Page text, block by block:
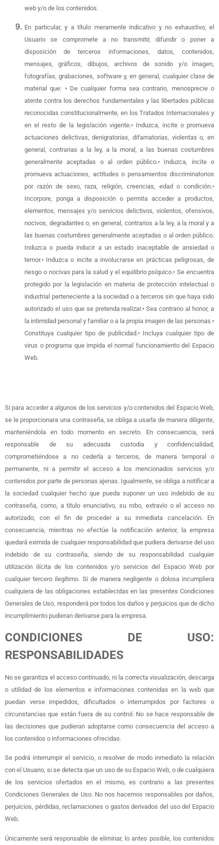
web y/o de los contenidos.
En particular, y a título meramente indicativo y no exhaustivo, el
Usuario se compromete a no transmitir, difundir o poner a
disposición de terceros informaciones, datos, contenidos,
mensajes, gráficos, dibujos, archivos de sonido y/o imagen,
fotografías, grabaciones, software y, en general, cualquier clase de
material que: • De cualquier forma sea contrario, menosprecie o
atente contra los derechos fundamentales y las libertades públicas
reconocidas constitucionalmente, en los Tratados Internacionales y
en el resto de la legislación vigente.• Induzca, incite o promueva
actuaciones delictivas, denigratorias, difamatorias, violentas o, en
general, contrarias a la ley, a la moral, a las buenas costumbres
generalmente aceptadas o al orden público.• Induzca, incite o
promueva actuaciones, actitudes o pensamientos discriminatorios
por razón de sexo, raza, religión, creencias, edad o condición.•
Incorpore, ponga a disposición o permita acceder a productos,
elementos, mensajes y/o servicios delictivos, violentos, ofensivos,
nocivos, degradantes o, en general, contrarios a la ley, a la moral y a
las buenas costumbres generalmente aceptadas o al orden público.
Induzca o pueda inducir a un estado inaceptable de ansiedad o
temor.• Induzca o incite a involucrarse en prácticas peligrosas, de
riesgo o nocivas para la salud y el equilibrio psíquico.• Se encuentra
protegido por la legislación en materia de protección intelectual o
industrial perteneciente a la sociedad o a terceros sin que haya sido
autorizado el uso que se pretenda realizar.• Sea contrario al honor, a
la intimidad personal y familiar o a la propia imagen de las personas.•
Constituya cualquier tipo de publicidad.• Incluya cualquier tipo de
virus o programa que impida el normal funcionamiento del Espacio
Web.
Si para acceder a algunos de los servicios y/o contenidos del Espacio Web,
se le proporcionara una contraseña, se obliga a usarla de manera diligente,
manteniéndola en todo momento en secreto. En consecuencia, será
responsable de su adecuada custodia y confidencialidad,
comprometiéndose a no cederla a terceros, de manera temporal o
permanente, ni a permitir el acceso a los mencionados servicios y/o
contenidos por parte de personas ajenas. Igualmente, se obliga a notificar a
la sociedad cualquier hecho que pueda suponer un uso indebido de su
contraseña, como, a título enunciativo, su robo, extravío o el acceso no
autorizado, con el fin de proceder a su inmediata cancelación. En
consecuencia, mientras no efectúe la notificación anterior, la empresa
quedará eximida de cualquier responsabilidad que pudiera derivarse del uso
indebido de su contraseña, siendo de su responsabilidad cualquier
utilización ilícita de los contenidos y/o servicios del Espacio Web por
cualquier tercero ilegítimo. Si de manera negligente o dolosa incumpliera
cualquiera de las obligaciones establecidas en las presentes Condiciones
Generales de Uso, responderá por todos los daños y perjuicios que de dicho
incumplimiento pudieran derivarse para la empresa.
CONDICIONES DE USO:
RESPONSABILIDADES
No se garantiza el acceso continuado, ni la correcta visualización, descarga
o utilidad de los elementos e informaciones contenidas en la web que
puedan verse impedidos, dificultados o interrumpidos por factores o
circunstancias que están fuera de su control. No se hace responsable de
las decisiones que pudieran adoptarse como consecuencia del acceso a
los contenidos o informaciones ofrecidas.
Se podrá interrumpir el servicio, o resolver de modo inmediato la relación
con el Usuario, si se detecta que un uso de su Espacio Web, o de cualquiera
de los servicios ofertados en el mismo, es contrario a las presentes
Condiciones Generales de Uso. No nos hacemos responsables por daños,
perjuicios, pérdidas, reclamaciones o gastos derivados del uso del Espacio
Web.
Únicamente será responsable de eliminar, lo antes posible, los contenidos